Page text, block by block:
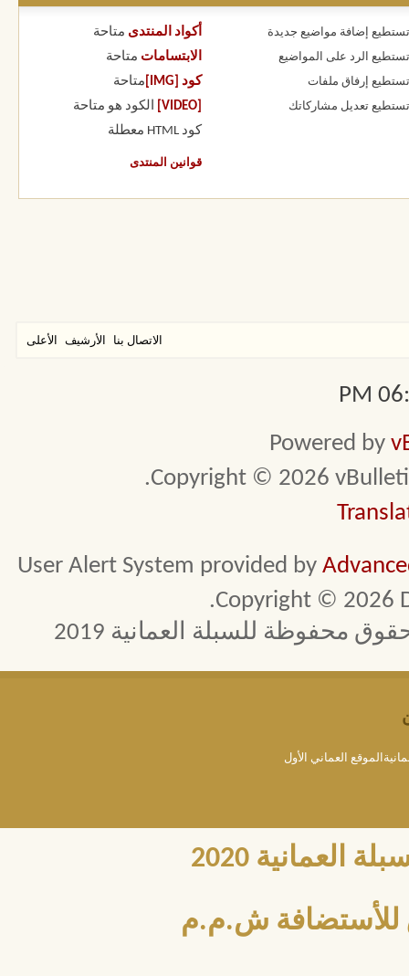
تستطيع إضافة مواضيع جديدة
تستطيع الرد على المواضيع
تستطيع إرفاق ملفات
تستطيع تعديل مشاركاتك
أكواد المنتدى متاحة
الابتسامات متاحة
كود [IMG]
متاحة
الكود هو متاحة
كود HTML
معطلة
قوانين المنتدى
الاتصال بنا الأرشيف الأعلى
Powered by
Copyright © 2026
User Alert System provided by
Copyright © 2026
محفوظة للسبلة العمانية 2019
العماني الأول
2020
للأستضافة ش.م.م